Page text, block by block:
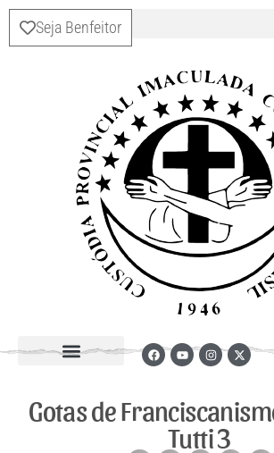
Seja Benfeitor
Gotas de
Tutti 3